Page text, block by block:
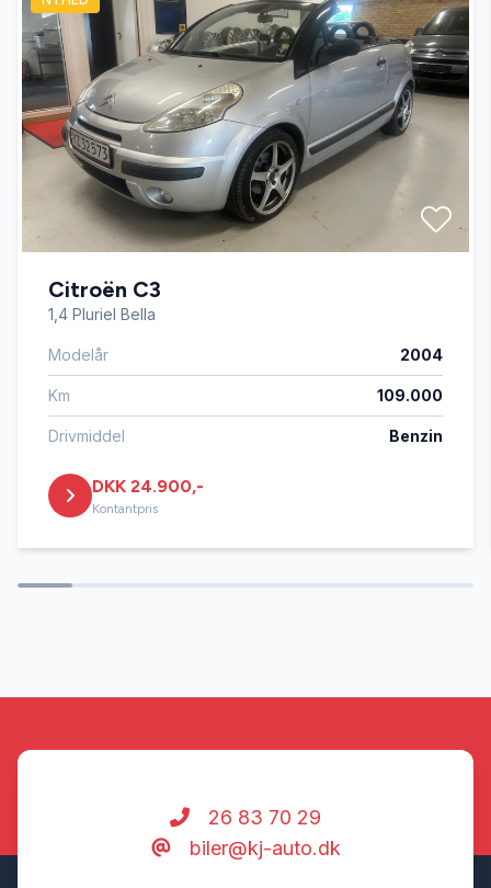
Citroën C3
1,4 Pluriel Bella
Modelår 2004
Km 109.000
Drivmiddel Benzin
DKK 24.900,-
Kontantpris
26 83 70 29
biler@kj-auto.dk